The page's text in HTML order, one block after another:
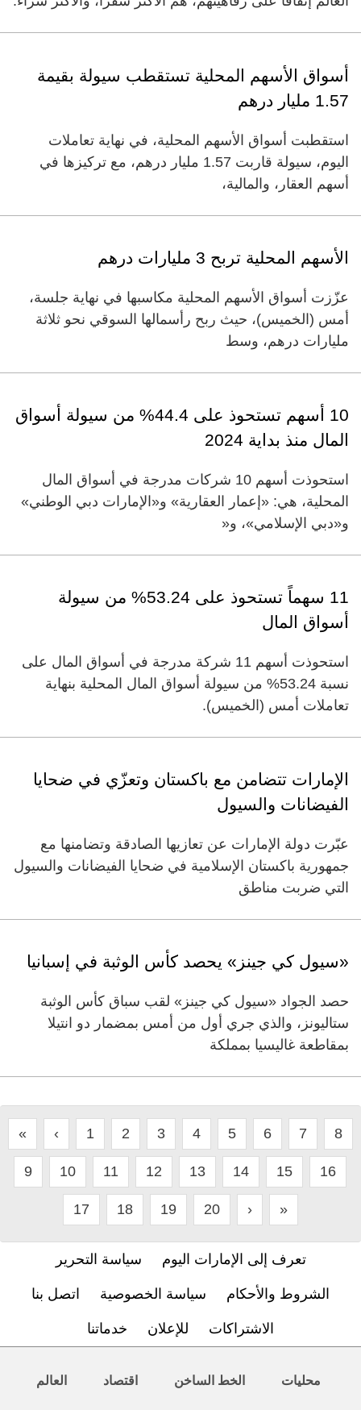
أسواق الأسهم المحلية تستقطب سيولة بقيمة
1.57 مليار درهم
استقطبت أسواق الأسهم المحلية، في نهاية تعاملات
اليوم، سيولة قاربت 1.57 مليار درهم، مع تركيزها في
أسهم العقار، والمالية،
الأسهم المحلية تربح 3 مليارات درهم
عزّزت أسواق الأسهم المحلية مكاسبها في نهاية جلسة،
أمس (الخميس)، حيث ربح رأسمالها السوقي نحو ثلاثة
مليارات درهم، وسط
10 أسهم تستحوذ على 44.4% من سيولة أسواق
المال منذ بداية 2024
استحوذت أسهم 10 شركات مدرجة في أسواق المال
المحلية، هي: «إعمار العقارية» و«الإمارات دبي الوطني»
و«دبي الإسلامي»، و«
11 سهماً تستحوذ على 53.24% من سيولة
أسواق المال
استحوذت أسهم 11 شركة مدرجة في أسواق المال على
نسبة 53.24% من سيولة أسواق المال المحلية بنهاية
تعاملات أمس (الخميس).
الإمارات تتضامن مع باكستان وتعزّي في ضحايا
الفيضانات والسيول
عبّرت دولة الإمارات عن تعازيها الصادقة وتضامنها مع
جمهورية باكستان الإسلامية في ضحايا الفيضانات والسيول
التي ضربت مناطق
«سيول كي جينز» يحصد كأس الوثبة في إسبانيا
حصد الجواد «سيول كي جينز» لقب سباق كأس الوثبة
ستاليونز، والذي جري أول من أمس بمضمار دو انتيلا
بمقاطعة غاليسيا بمملكة
« ‹ 1 2 3 4 5 6 7 8
9 10 11 12 13 14 15 16
17 18 19 20 › »
تعرف إلى الإمارات اليوم سياسة التحرير
الشروط والأحكام سياسة الخصوصية اتصل بنا
الاشتراكات للإعلان خدماتنا
محليات الخط الساخن اقتصاد العالم